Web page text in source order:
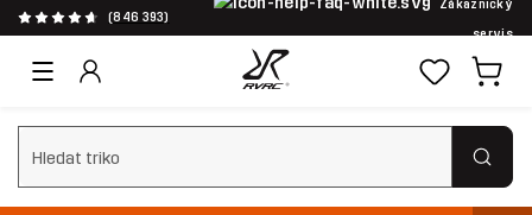
(846 393)
Zákaznický
servis
Vymazat vyhledávání